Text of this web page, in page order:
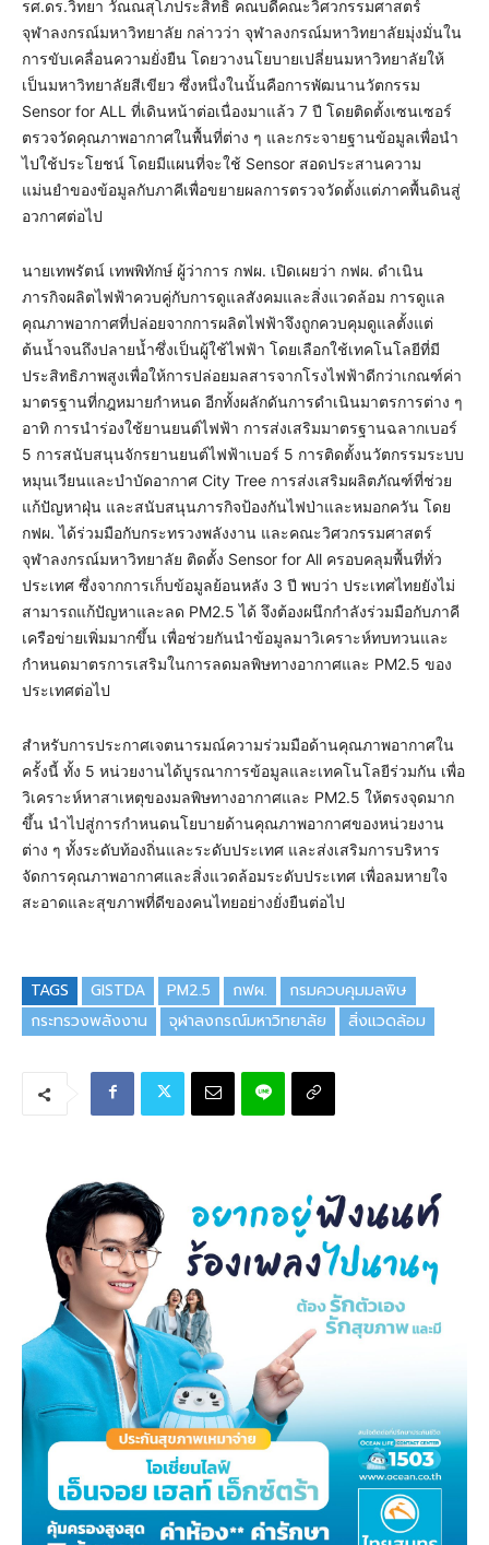
รศ.ดร.วิทยา วัณณสุโภประสิทธิ์ คณบดีคณะวิศวกรรมศาสตร์
จุฬาลงกรณ์มหาวิทยาลัย กล่าวว่า จุฬาลงกรณ์มหาวิทยาลัยมุ่งมั่นใน
การขับเคลื่อนความยั่งยืน โดยวางนโยบายเปลี่ยนมหาวิทยาลัยให้
เป็นมหาวิทยาลัยสีเขียว ซึ่งหนึ่งในนั้นคือการพัฒนานวัตกรรม
Sensor for ALL ที่เดินหน้าต่อเนื่องมาแล้ว 7 ปี โดยติดตั้งเซนเซอร์
ตรวจวัดคุณภาพอากาศในพื้นที่ต่าง ๆ และกระจายฐานข้อมูลเพื่อนำ
ไปใช้ประโยชน์ โดยมีแผนที่จะใช้ Sensor สอดประสานความ
แม่นยำของข้อมูลกับภาคีเพื่อขยายผลการตรวจวัดตั้งแต่ภาคพื้นดินสู่
อวกาศต่อไป
นายเทพรัตน์ เทพพิทักษ์ ผู้ว่าการ กฟผ. เปิดเผยว่า กฟผ. ดำเนิน
ภารกิจผลิตไฟฟ้าควบคู่กับการดูแลสังคมและสิ่งแวดล้อม การดูแล
คุณภาพอากาศที่ปล่อยจากการผลิตไฟฟ้าจึงถูกควบคุมดูแลตั้งแต่
ต้นน้ำจนถึงปลายน้ำซึ่งเป็นผู้ใช้ไฟฟ้า โดยเลือกใช้เทคโนโลยีที่มี
ประสิทธิภาพสูงเพื่อให้การปล่อยมลสารจากโรงไฟฟ้าดีกว่าเกณฑ์ค่า
มาตรฐานที่กฎหมายกำหนด อีกทั้งผลักดันการดำเนินมาตรการต่าง ๆ
อาทิ การนำร่องใช้ยานยนต์ไฟฟ้า การส่งเสริมมาตรฐานฉลากเบอร์
5 การสนับสนุนจักรยานยนต์ไฟฟ้าเบอร์ 5 การติดตั้งนวัตกรรมระบบ
หมุนเวียนและบำบัดอากาศ City Tree การส่งเสริมผลิตภัณฑ์ที่ช่วย
แก้ปัญหาฝุ่น และสนับสนุนภารกิจป้องกันไฟป่าและหมอกควัน โดย
กฟผ. ได้ร่วมมือกับกระทรวงพลังงาน และคณะวิศวกรรมศาสตร์
จุฬาลงกรณ์มหาวิทยาลัย ติดตั้ง Sensor for All ครอบคลุมพื้นที่ทั่ว
ประเทศ ซึ่งจากการเก็บข้อมูลย้อนหลัง 3 ปี พบว่า ประเทศไทยยังไม่
สามารถแก้ปัญหาและลด PM2.5 ได้ จึงต้องผนึกกำลังร่วมมือกับภาคี
เครือข่ายเพิ่มมากขึ้น เพื่อช่วยกันนำข้อมูลมาวิเคราะห์ทบทวนและ
กำหนดมาตรการเสริมในการลดมลพิษทางอากาศและ PM2.5 ของ
ประเทศต่อไป
สำหรับการประกาศเจตนารมณ์ความร่วมมือด้านคุณภาพอากาศใน
ครั้งนี้ ทั้ง 5 หน่วยงานได้บูรณาการข้อมูลและเทคโนโลยีร่วมกัน เพื่อ
วิเคราะห์หาสาเหตุของมลพิษทางอากาศและ PM2.5 ให้ตรงจุดมาก
ขึ้น นำไปสู่การกำหนดนโยบายด้านคุณภาพอากาศของหน่วยงาน
ต่าง ๆ ทั้งระดับท้องถิ่นและระดับประเทศ และส่งเสริมการบริหาร
จัดการคุณภาพอากาศและสิ่งแวดล้อมระดับประเทศ เพื่อลมหายใจ
สะอาดและสุขภาพที่ดีของคนไทยอย่างยั่งยืนต่อไป
TAGS GISTDA PM2.5 กฟผ.
กรมควบคุมมลพิษ
กระทรวงพลังงาน
จุฬาลงกรณ์มหาวิทยาลัย สิ่งแวดล้อม